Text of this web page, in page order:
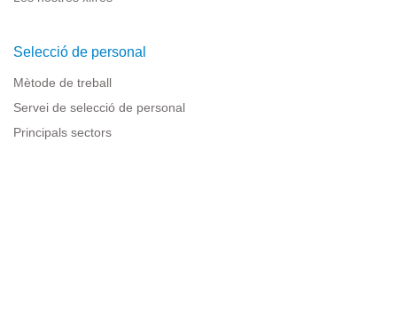
Selecció de personal
Mètode de treball
Servei de selecció de personal
Principals sectors